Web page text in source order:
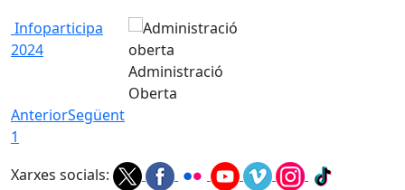
Infoparticipa
2024
Administració
Oberta
AnteriorSegüent
1
Xarxes socials: